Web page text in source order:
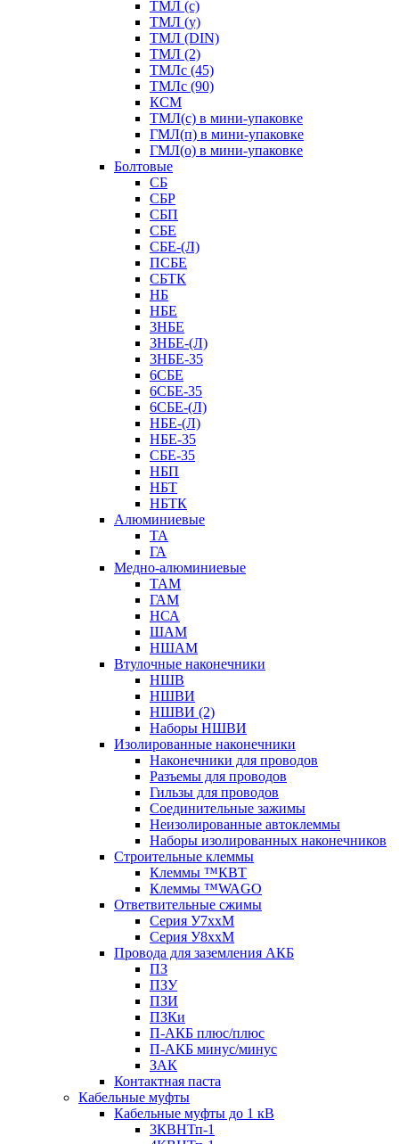
ТМЛ (с)
ТМЛ (у)
ТМЛ (DIN)
ТМЛ (2)
ТМЛс (45)
ТМЛс (90)
КСМ
ТМЛ(с) в мини-упаковке
ГМЛ(п) в мини-упаковке
ГМЛ(о) в мини-упаковке
Болтовые
СБ
СБР
СБП
СБЕ
СБЕ-(Л)
ПСБЕ
СБТК
НБ
НБЕ
3НБЕ
3НБЕ-(Л)
3НБЕ-35
6СБЕ
6СБЕ-35
6СБЕ-(Л)
НБЕ-(Л)
НБЕ-35
СБЕ-35
НБП
НБТ
НБТК
Алюминиевые
ТА
ГА
Медно-алюминиевые
ТАМ
ГАМ
НСА
ШАМ
НШАМ
Втулочные наконечники
НШВ
НШВИ
НШВИ (2)
Наборы НШВИ
Изолированные наконечники
Наконечники для проводов
Разъемы для проводов
Гильзы для проводов
Соединительные зажимы
Неизолированные автоклеммы
Наборы изолированных наконечников
Строительные клеммы
Клеммы ™КВТ
Клеммы ™WAGO
Ответвительные сжимы
Серия У7ххМ
Серия У8ххМ
Провода для заземления АКБ
ПЗ
ПЗУ
ПЗИ
ПЗКи
П-АКБ плюс/плюс
П-АКБ минус/минус
ЗАК
Контактная паста
Кабельные муфты
Кабельные муфты до 1 кВ
3КВНТп-1